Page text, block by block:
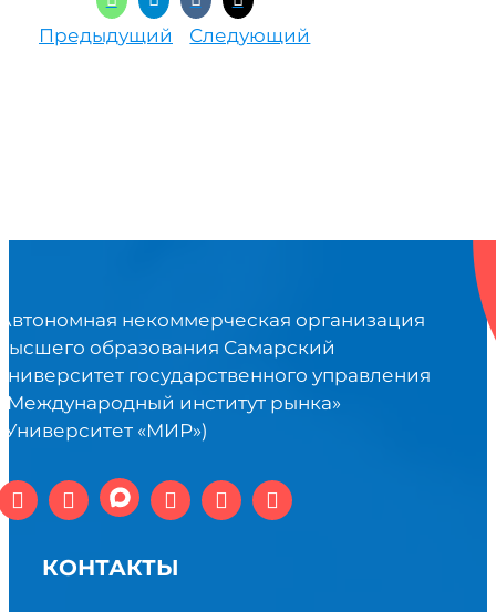
Предыдущий Следующий
некоммерческая организация
образования Самарский
государственного управления
институт рынка»
«МИР»)
КОНТАКТЫ